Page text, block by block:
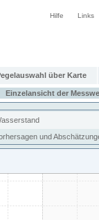
Hilfe Links
über Karte
Einzelansicht der
und